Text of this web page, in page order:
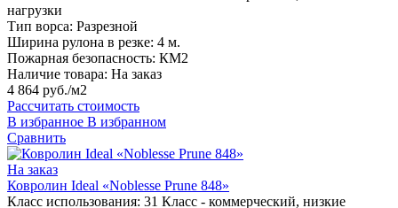
нагрузки
Тип ворса: Разрезной
Ширина рулона в резке: 4 м.
Пожарная безопасность: КМ2
Наличие товара: На заказ
4 864 руб./м2
Рассчитать стоимость
В избранное В избранном
Сравнить
На заказ
Ковролин Ideal «Noblesse Prune 848»
Класс использования: 31 Класс - коммерческий, низкие